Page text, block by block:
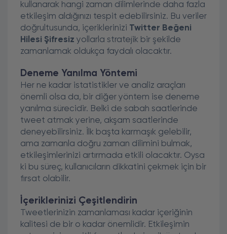
kullanarak hangi zaman dilimlerinde daha fazla
etkileşim aldığınızı tespit edebilirsiniz. Bu veriler
doğrultusunda, içeriklerinizi Twitter Beğeni
Hilesi Şifresiz yollarla stratejik bir şekilde
zamanlamak oldukça faydalı olacaktır.
Deneme Yanılma Yöntemi
Her ne kadar istatistikler ve analiz araçları
önemli olsa da, bir diğer yöntem ise deneme
yanılma sürecidir. Belki de sabah saatlerinde
tweet atmak yerine, akşam saatlerinde
deneyebilirsiniz. İlk başta karmaşık gelebilir,
ama zamanla doğru zaman dilimini bulmak,
etkileşimlerinizi artırmada etkili olacaktır. Oysa
ki bu süreç, kullanıcıların dikkatini çekmek için bir
fırsat olabilir.
İçeriklerinizi Çeşitlendirin
Tweetlerinizin zamanlaması kadar içeriğinin
kalitesi de bir o kadar önemlidir. Etkileşimin